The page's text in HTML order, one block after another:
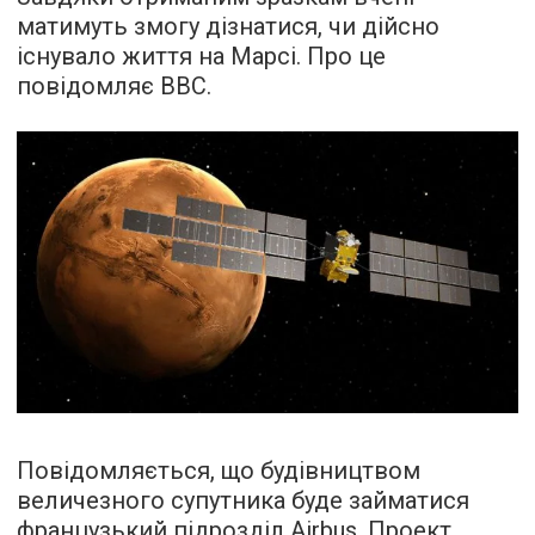
матимуть змогу дізнатися, чи дійсно
існувало життя на Марсі. Про це
повідомляє BBC.
Повідомляється, що будівництвом
величезного супутника буде займатися